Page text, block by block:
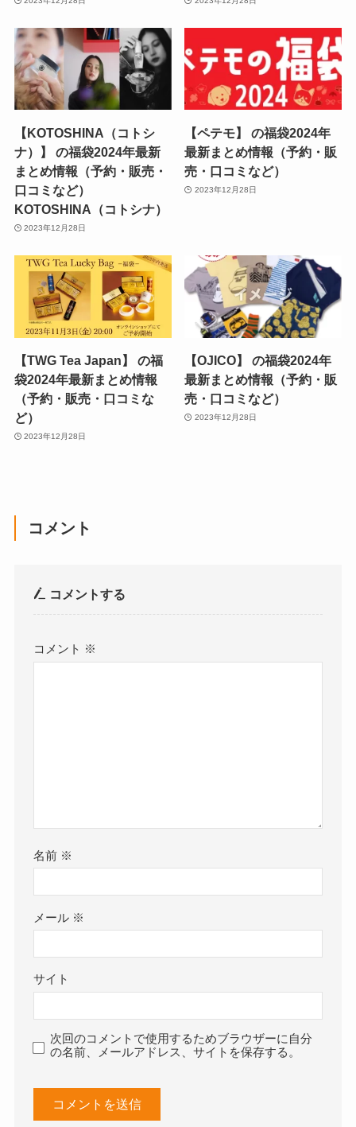
【KOTOSHINA（コトシ
ナ）】 の福袋2024年最新
まとめ情報（予約・販売・
口コミなど）
KOTOSHINA（コトシナ）
2023年12月28日
【ペテモ】 の福袋2024年
最新まとめ情報（予約・販
売・口コミなど）
2023年12月28日
【TWG Tea Japan】 の福
袋2024年最新まとめ情報
（予約・販売・口コミな
ど）
2023年12月28日
【OJICO】 の福袋2024年
最新まとめ情報（予約・販
売・口コミなど）
2023年12月28日
コメント
コメントする
コメント ※
名前 ※
メール ※
サイト
次回のコメントで使用するためブラウザーに自分
の名前、メールアドレス、サイトを保存する。